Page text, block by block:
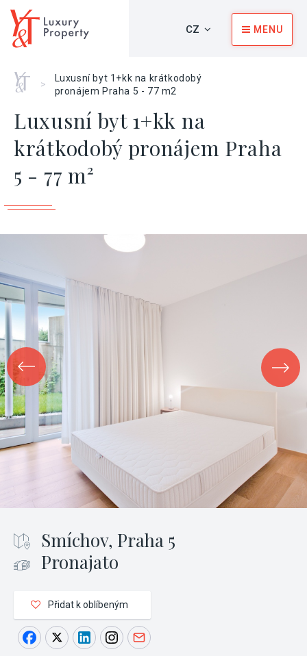
CZ MENU
Home
>
Luxusní byt 1+kk na krátkodobý
pronájem Praha 5 - 77 m2
Luxusní byt 1+kk na
krátkodobý pronájem Praha
5 - 77 m²
Smíchov, Praha 5
Pronajato
Přidat k oblíbeným